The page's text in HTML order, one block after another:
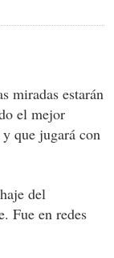
miradas estarán
el mejor
que jugará con
del
Fue en redes